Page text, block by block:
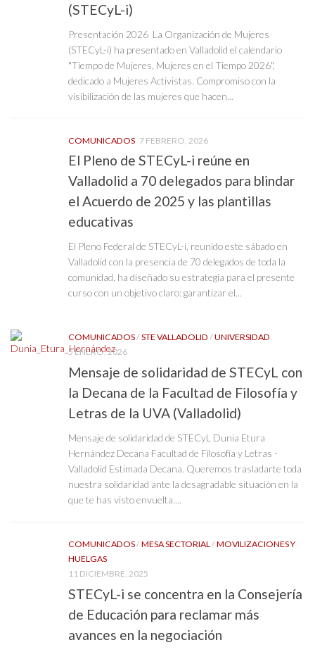
(STECyL-i)
Presentación 2026 La Organización de Mujeres
(STECyL-i) ha presentado en Valladolid el calendario
"Tiempo de Mujeres, Mujeres en el Tiempo 2026",
dedicado a Mujeres Activistas. Compromiso con la
visibilización de las mujeres que hacen...
COMUNICADOS 7 FEBRERO, 2026
El Pleno de STECyL-i reúne en
Valladolid a 70 delegados para blindar
el Acuerdo de 2025 y las plantillas
educativas
El Pleno Federal de STECyL-i, reunido este sábado en
Valladolid con la presencia de 70 delegados de toda la
comunidad, ha diseñado su estrategia para el presente
curso con un objetivo claro: garantizar el...
COMUNICADOS/STE VALLADOLID /UNIVERSIDAD
5 ENERO, 2026
Mensaje de solidaridad de STECyL con
la Decana de la Facultad de Filosofía y
Letras de la UVA (Valladolid)
Mensaje de solidaridad de STECyL Dunia Etura
Hernández Decana Facultad de Filosofía y Letras -
Valladolid Estimada Decana. Queremos trasladarte toda
nuestra solidaridad ante la desagradable situación en la
que te has visto envuelta....
COMUNICADOS/MESA SECTORIAL/MOVILIZACIONES Y
HUELGAS
11 DICIEMBRE, 2025
STECyL-i se concentra en la Consejería
de Educación para reclamar más
avances en la negociación